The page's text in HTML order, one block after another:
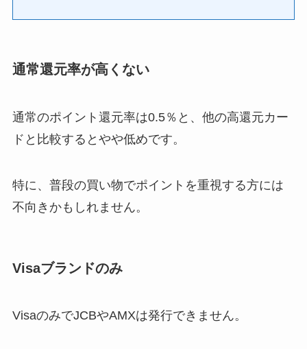
通常還元率が高くない
通常のポイント還元率は0.5％と、他の高還元カー
ドと比較するとやや低めです。
特に、普段の買い物でポイントを重視する方には
不向きかもしれません。
Visaブランドのみ
VisaのみでJCBやAMXは発行できません。